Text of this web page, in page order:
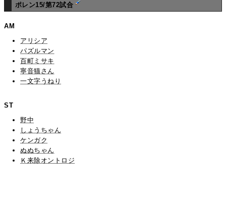
ポレン15/第72試合
AM
アリシア
パズルマン
百町ミサキ
寧音猫さん
一文字うねり
ST
野中
しょうちゃん
ケンガク
ぬぬちゃん
Ｋ来除オントロジ